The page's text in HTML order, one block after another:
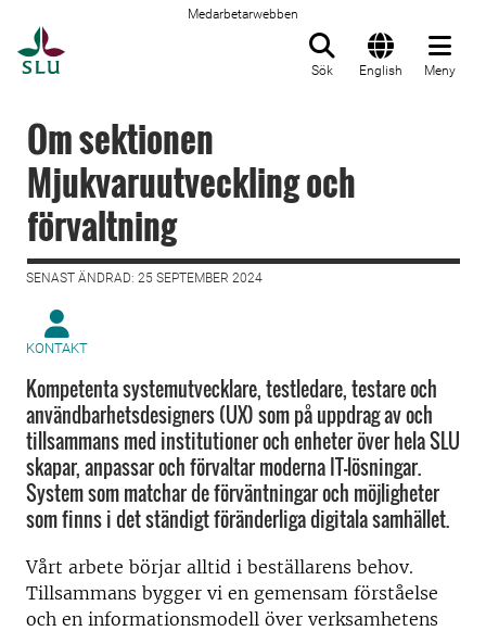
Medarbetarwebben
Sök English Meny
Om sektionen
Mjukvaruutveckling och
förvaltning
SENAST ÄNDRAD: 25 SEPTEMBER 2024
KONTAKT
Kompetenta systemutvecklare, testledare, testare och
användbarhetsdesigners (UX) som på uppdrag av och
tillsammans med institutioner och enheter över hela SLU
skapar, anpassar och förvaltar moderna IT-lösningar.
System som matchar de förväntningar och möjligheter
som finns i det ständigt föränderliga digitala samhället.
Vårt arbete börjar alltid i beställarens behov.
Tillsammans bygger vi en gemensam förståelse
och en informationsmodell över verksamhetens